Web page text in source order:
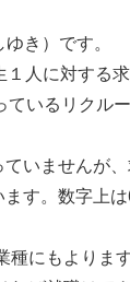
き）です。
人に対する
ているリクル
いませんが
す。数字上
種にもよりま